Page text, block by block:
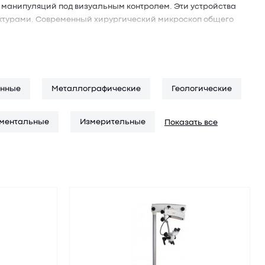
под визуальным контролем. Эти устройства
Современный хирургический микроскоп общего
(495) 785-61-56. Консультант ответит на все вопросы и
Металлографические Геологические
Измерительные Показать все